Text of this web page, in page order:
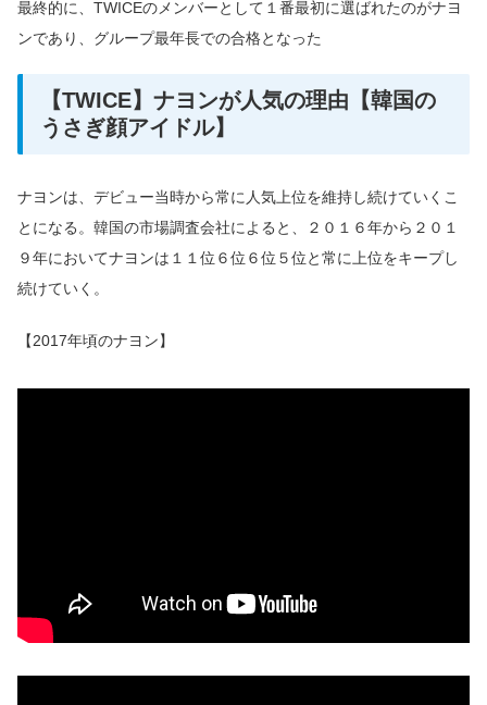
最終的に、TWICEのメンバーとして１番最初に選ばれたのがナヨ
ンであり、グループ最年長での合格となった
【TWICE】ナヨンが人気の理由【韓国の
うさぎ顔アイドル】
ナヨンは、デビュー当時から常に人気上位を維持し続けていくこ
とになる。韓国の市場調査会社によると、２０１６年から２０１
９年においてナヨンは１１位６位６位５位と常に上位をキープし
続けていく。
【2017年頃のナヨン】